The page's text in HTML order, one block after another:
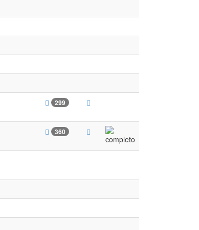
299
360